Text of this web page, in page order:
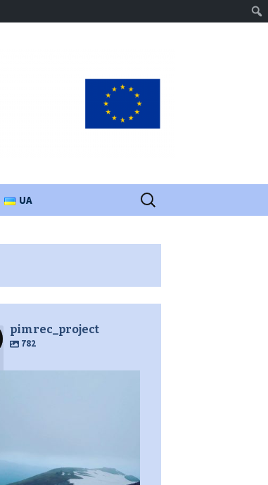
UA Пошук:
pimrec_project
782